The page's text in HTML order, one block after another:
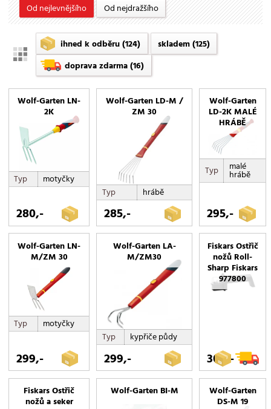
kypřiče půdy
Lopatky
malé hrábě
motyčky
na živé ploty
na stromy
na trávu
na větve
nůžky
násady
pilky
plečky
provzdušňovače
příslušenství
rýče
sada nářadí
secí kotouče
sekáče na led
smetáky
stěrky na okna
UM-M POŘADAČ NÁŘADÍ
vyrývače plevele
zahradní
Od nejlevnějšího Od nejdražšího
ihned k odběru(124) skladem(125)
doprava zdarma(16)
Wolf-Garten LN-
2K
Typ motyčky
280,-
Wolf-Garten LD-M /
ZM 30
Typ hrábě
285,-
Wolf-Garten
LD-2K MALÉ
HRÁBĚ
Typ malé
hrábě
295,-
Wolf-Garten LN-
M/ZM 30
Typ motyčky
299,-
Wolf-Garten LA-
M/ZM30
Typ kypřiče půdy
299,-
Fiskars Ostřič
nožů Roll-
Sharp Fiskars
977800
300,-
Fiskars Ostřič
nožů a seker
Wolf-Garten BI-M Wolf-Garten
DS-M 19